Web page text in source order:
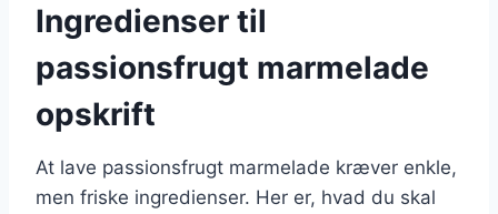
Ingredienser til
passionsfrugt marmelade
opskrift
At lave passionsfrugt marmelade kræver enkle,
men friske ingredienser. Her er, hvad du skal